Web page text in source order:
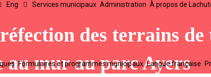
Eng Services municipaux Administration À propos de
Formulaires et programmes municipaux Langue française
des terrains de
mur au parc Ayers